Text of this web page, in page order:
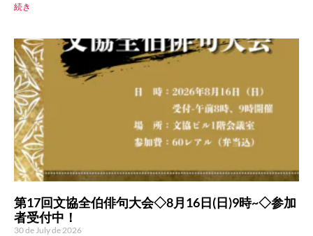
続き
第17回文協全伯俳句大会◇8月16日(日)9時~◇参加
者受付中！
30 de July de 2026